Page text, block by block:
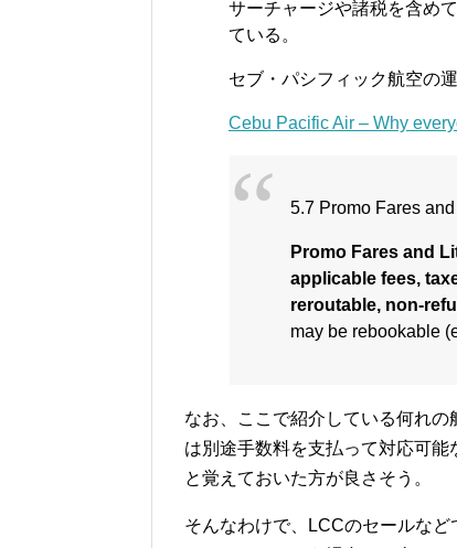
サーチャージや諸税を含め
ている。
セブ・パシフィック航空の
Cebu Pacific Air – Why
5.7 Promo Fares
Promo Fares and
applicable fees,
reroutable, non-
may be rebookable
なお、ここで紹介している何れ
は別途手数料を支払って対応可能
と覚えておいた方が良さそう。
そんなわけで、LCCのセールな